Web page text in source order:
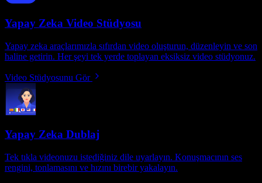
Yapay Zeka Video Stüdyosu
Yapay zeka araçlarımızla sıfırdan video oluşturun, düzenleyin ve son
haline getirin. Her şeyi tek yerde toplayan eksiksiz video stüdyonuz.
Video Stüdyosunu Gör
Yapay Zeka Dublaj
Tek tıkla videonuzu istediğiniz dile uyarlayın. Konuşmacının ses
rengini, tonlamasını ve hızını birebir yakalayın.